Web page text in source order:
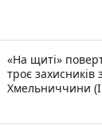
«На щиті»
троє захисників
Хмельниччини